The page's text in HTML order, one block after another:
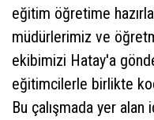
eğitim öğretime
müdürlerimiz ve
ekibimizi Hatay'a
eğitimcilerle birlikte
Bu çalışmada yer